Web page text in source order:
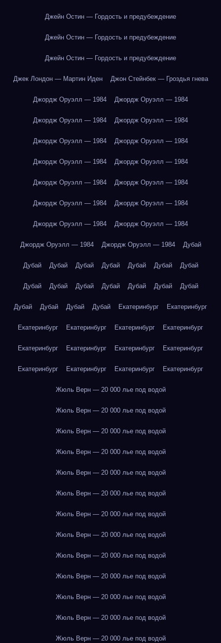
Джейн Остин — Гордость и предубеждение
Джейн Остин — Гордость и предубеждение
Джейн Остин — Гордость и предубеждение
Джек Лондон — Мартин Иден Джон Стейнбек — Гроздья гнева
Джордж Оруэлл — 1984 Джордж Оруэлл — 1984
Джордж Оруэлл — 1984 Джордж Оруэлл — 1984
Джордж Оруэлл — 1984 Джордж Оруэлл — 1984
Джордж Оруэлл — 1984 Джордж Оруэлл — 1984
Джордж Оруэлл — 1984 Джордж Оруэлл — 1984
Джордж Оруэлл — 1984 Джордж Оруэлл — 1984
Джордж Оруэлл — 1984 Джордж Оруэлл — 1984
Джордж Оруэлл — 1984 Джордж Оруэлл — 1984 Дубай
Дубай Дубай Дубай Дубай Дубай Дубай Дубай
Дубай Дубай Дубай Дубай Дубай Дубай Дубай
Дубай Дубай Дубай Дубай Екатеринбург Екатеринбург
Екатеринбург Екатеринбург Екатеринбург Екатеринбург
Екатеринбург Екатеринбург Екатеринбург Екатеринбург
Екатеринбург Екатеринбург Екатеринбург Екатеринбург
Жюль Верн — 20 000 лье под водой
Жюль Верн — 20 000 лье под водой
Жюль Верн — 20 000 лье под водой
Жюль Верн — 20 000 лье под водой
Жюль Верн — 20 000 лье под водой
Жюль Верн — 20 000 лье под водой
Жюль Верн — 20 000 лье под водой
Жюль Верн — 20 000 лье под водой
Жюль Верн — 20 000 лье под водой
Жюль Верн — 20 000 лье под водой
Жюль Верн — 20 000 лье под водой
Жюль Верн — 20 000 лье под водой
Жюль Верн — 20 000 лье под водой